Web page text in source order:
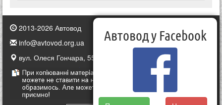
2013-2026 Автовод
info@avtovod.org.ua
вул. Олеся Гончара, 55, Київ, Україна
Автовод у Facebook